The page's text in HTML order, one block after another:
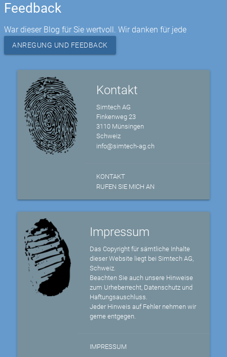
Feedback
War dieser Blog für Sie wertvoll. Wir danken für jede
ANREGUNG UND FEEDBACK
Kontakt
Simtech AG
Finkenweg 23
3110 Münsingen
Schweiz
info@simtech-ag.ch
KONTAKT
RUFEN SIE MICH AN
Impressum
Das Copyright für sämtliche Inhalte
dieser Website liegt bei Simtech AG,
Schweiz.
Beachten Sie auch unsere Hinweise
zum Urheberrecht, Datenschutz und
Haftungsauschluss.
Jeder Hinweis auf Fehler nehmen wir
gerne entgegen.
IMPRESSUM